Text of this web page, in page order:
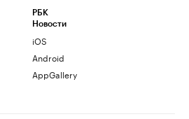
РБК
Новости
iOS
Android
AppGallery